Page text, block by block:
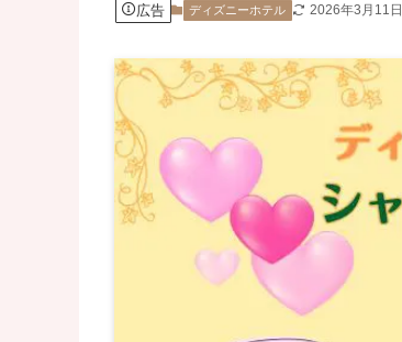
広告 ディズニーホテル 2026年3月11日